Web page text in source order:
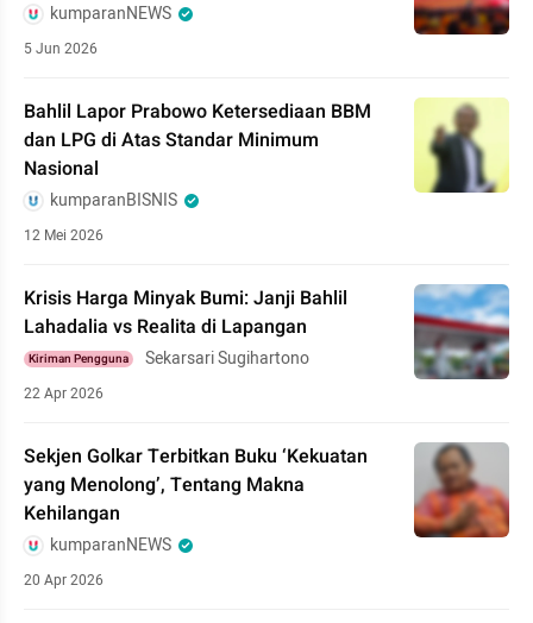
kumparanNEWS
5 Jun 2026
Bahlil Lapor Prabowo Ketersediaan BBM
dan LPG di Atas Standar Minimum
Nasional
kumparanBISNIS
12 Mei 2026
Krisis Harga Minyak Bumi: Janji Bahlil
Lahadalia vs Realita di Lapangan
Kiriman Pengguna Sekarsari Sugihartono
22 Apr 2026
Sekjen Golkar Terbitkan Buku ‘Kekuatan
yang Menolong’, Tentang Makna
Kehilangan
kumparanNEWS
20 Apr 2026